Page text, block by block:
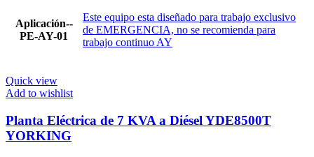
Aplicación--
PE-AY-01
Este equipo esta diseñado para trabajo exclusivo
de EMERGENCIA, no se recomienda para
trabajo continuo AY
Quick view
Add to wishlist
Planta Eléctrica de 7 KVA a Diésel YDE8500T
YORKING